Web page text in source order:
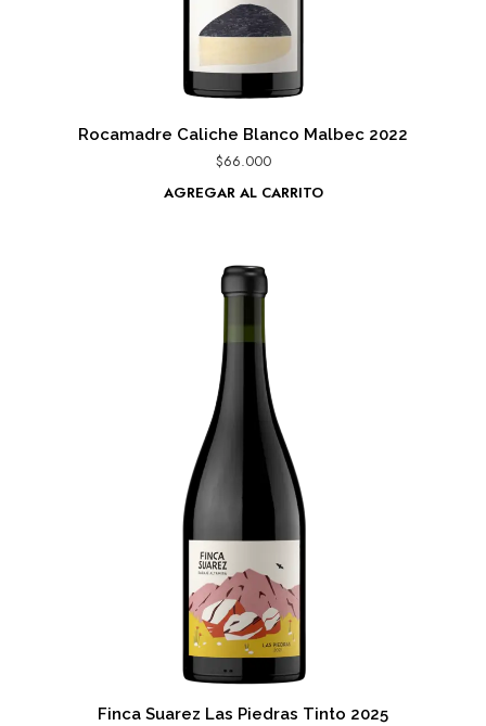
Rocamadre Caliche Blanco Malbec 2022
$66.000
AGREGAR AL CARRITO
Finca Suarez Las Piedras Tinto 2025